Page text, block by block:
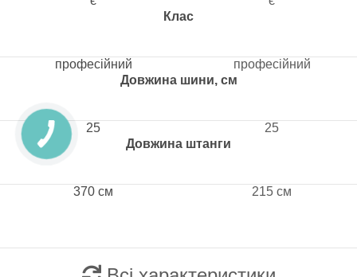
Клас
Довжина шини, см
Довжина штанги
професійний
25
370 см
професійний
25
215 см